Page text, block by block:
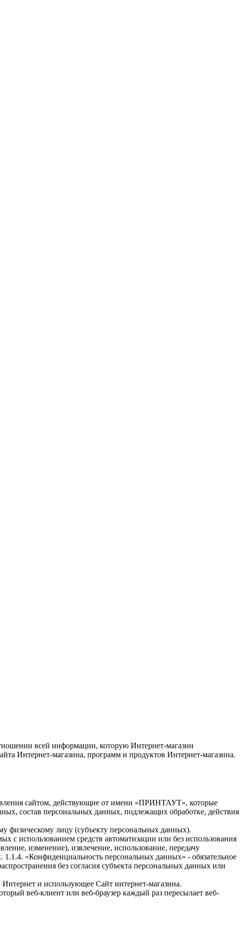
всей информации, которую Интернет-магазин
Интернет-магазина, программ и продуктов Интернет-магазина.
сайтом, действующие от имени «ПРИНТАУТ», которые
состав персональных данных, подлежащих обработке, действия
физическому лицу (субъекту персональных данных).
с использованием средств автоматизации или без использования
изменение), извлечение, использование, передачу
«Конфиденциальность персональных данных» - обязательное
без согласия субъекта персональных данных или
Интернет и использующее Сайт интернет-магазина.
веб-клиент или веб-браузер каждый раз пересылает веб-